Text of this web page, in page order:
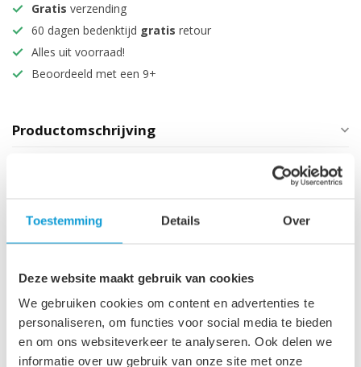
Toestemming Details Over
Deze website maakt gebruik van cookies
We gebruiken cookies om content en advertenties te
personaliseren, om functies voor social media te bieden
en om ons websiteverkeer te analyseren. Ook delen we
informatie over uw gebruik van onze site met onze
Gratis verzending
60 dagen bedenktijd gratis retour
Alles uit voorraad!
Beoordeeld met een 9+
Productomschrijving
Technische informatie
Afvoerplug groot - mat
zwart - zonder overloop
Op voorraad
€24,95